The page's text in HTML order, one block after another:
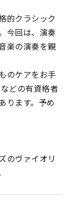
的クラシック
今回は、演奏
楽の演奏を親
のケアをお手
どの有資格者
ります。予め
のヴァイオリ